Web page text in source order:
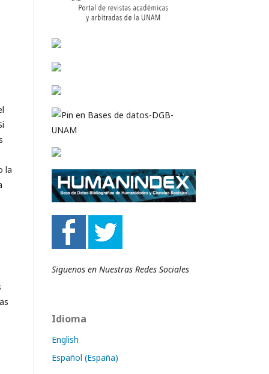
la
Siguenos en Nuestras Redes Sociales
Idioma
English
Español (España)